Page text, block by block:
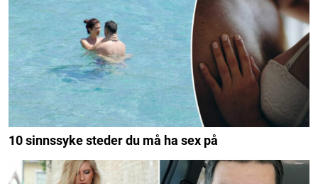
10 sinnssyke steder du må ha sex på